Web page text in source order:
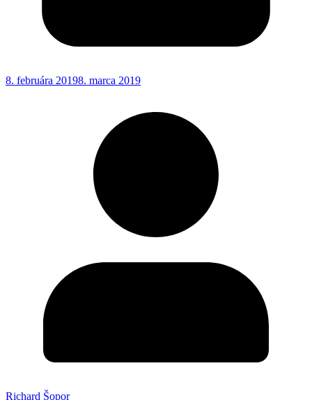
8. februára 20198. marca 2019
Richard Šopor